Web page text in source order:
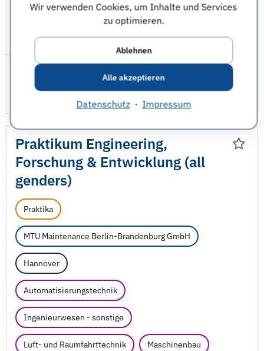
Wir verwenden Cookies, um Inhalte und Services
zu optimieren.
Ablehnen
Alle akzeptieren
Datenschutz· Impressum
Wirtschaftswissenschaften - sonstige
JobNr 1846223 | 22.07.2026
Praktikum Engineering,
Forschung & Entwicklung (all
genders)
Praktika
MTU Maintenance Berlin-Brandenburg GmbH
Hannover
Automatisierungstechnik
Ingenieurwesen - sonstige
Luft- und Raumfahrttechnik Maschinenbau